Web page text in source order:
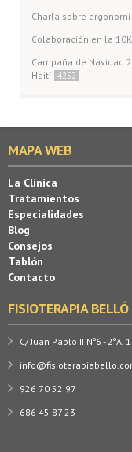
Charla sobre
Colaboración en la
Campaña de Navidad
Haití
4252
MAPA WEB
La Clínica
Tratamientos
Especialidades
Blog
Consejos
Tablón
Contacto
FISIOTERAPIA BELLÓ
C/ Juan Pablo II Nº6 -
926 70 52 97
686 45 87 23